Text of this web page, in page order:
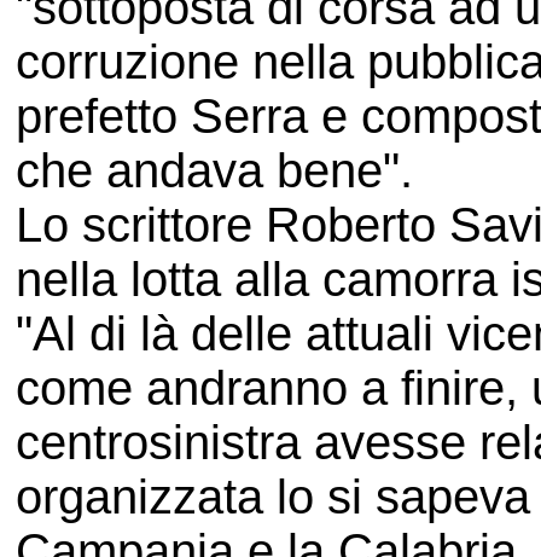
corruzione nella
prefetto Serra e
che andava bene".
Lo scrittore Roberto
nella lotta alla camorra
"Al di là delle attuali
come andranno a finire,
centrosinistra avesse
organizzata lo si